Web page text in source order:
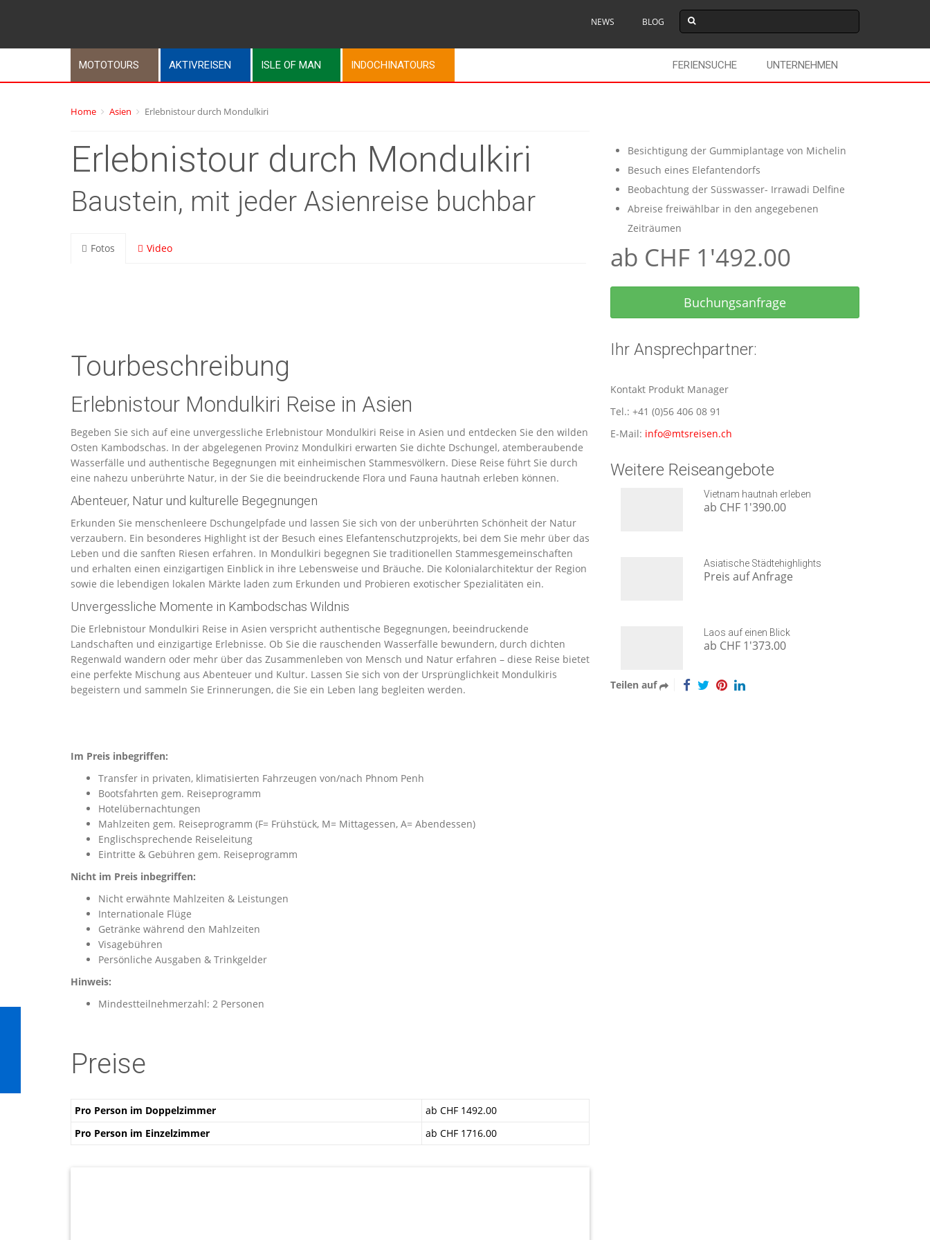
NEWS BLOG
MOTOTOURS AKTIVREISEN ISLE OF MAN INDOCHINATOURS UNTERNEHMEN
FERIENSUCHE
Home Asien Erlebnistour durch Mondulkiri
Erlebnistour durch Mondulkiri
Baustein, mit jeder Asienreise buchbar
Fotos Video
Tourbeschreibung
Erlebnistour Mondulkiri Reise in Asien
Begeben Sie sich auf eine unvergessliche Erlebnistour Mondulkiri Reise in Asien und entdecken Sie den wilden
Osten Kambodschas. In der abgelegenen Provinz Mondulkiri erwarten Sie dichte Dschungel, atemberaubende
Wasserfälle und authentische Begegnungen mit einheimischen Stammesvölkern. Diese Reise führt Sie durch
eine nahezu unberührte Natur, in der Sie die beeindruckende Flora und Fauna hautnah erleben können.
Abenteuer, Natur und kulturelle Begegnungen
Erkunden Sie menschenleere Dschungelpfade und lassen Sie sich von der unberührten Schönheit der Natur
verzaubern. Ein besonderes Highlight ist der Besuch eines Elefantenschutzprojekts, bei dem Sie mehr über das
Leben und die sanften Riesen erfahren. In Mondulkiri begegnen Sie traditionellen Stammesgemeinschaften
und erhalten einen einzigartigen Einblick in ihre Lebensweise und Bräuche. Die Kolonialarchitektur der Region
sowie die lebendigen lokalen Märkte laden zum Erkunden und Probieren exotischer Spezialitäten ein.
Unvergessliche Momente in Kambodschas Wildnis
Die Erlebnistour Mondulkiri Reise in Asien verspricht authentische Begegnungen, beeindruckende
Landschaften und einzigartige Erlebnisse. Ob Sie die rauschenden Wasserfälle bewundern, durch dichten
Regenwald wandern oder mehr über das Zusammenleben von Mensch und Natur erfahren – diese Reise bietet
eine perfekte Mischung aus Abenteuer und Kultur. Lassen Sie sich von der Ursprünglichkeit Mondulkiris
begeistern und sammeln Sie Erinnerungen, die Sie ein Leben lang begleiten werden.
Im Preis inbegriffen:
Transfer in privaten, klimatisierten Fahrzeugen von/nach Phnom Penh
Bootsfahrten gem. Reiseprogramm
Hotelübernachtungen
Mahlzeiten gem. Reiseprogramm (F= Frühstück, M= Mittagessen, A= Abendessen)
Englischsprechende Reiseleitung
Eintritte & Gebühren gem. Reiseprogramm
Nicht im Preis inbegriffen:
Nicht erwähnte Mahlzeiten & Leistungen
Internationale Flüge
Getränke während den Mahlzeiten
Visagebühren
Persönliche Ausgaben & Trinkgelder
Hinweis:
Mindestteilnehmerzahl: 2 Personen
Preise
Pro Person im Doppelzimmer
ab CHF 1492.00
Pro Person im Einzelzimmer
ab CHF 1716.00
Besichtigung der Gummiplantage von Michelin
Besuch eines Elefantendorfs
Beobachtung der Süsswasser- Irrawadi Delfine
Abreise freiwählbar in den angegebenen
Zeiträumen
ab CHF 1'492.00
Ihr Ansprechpartner:
Kontakt Produkt Manager
Tel.: +41 (0)56 406 08 91
E-Mail: info@mtsreisen.ch
Weitere Reiseangebote
Vietnam hautnah erleben
ab CHF 1'390.00
Asiatische Städtehighlights
Preis auf Anfrage
Laos auf einen Blick
ab CHF 1'373.00
Teilen auf